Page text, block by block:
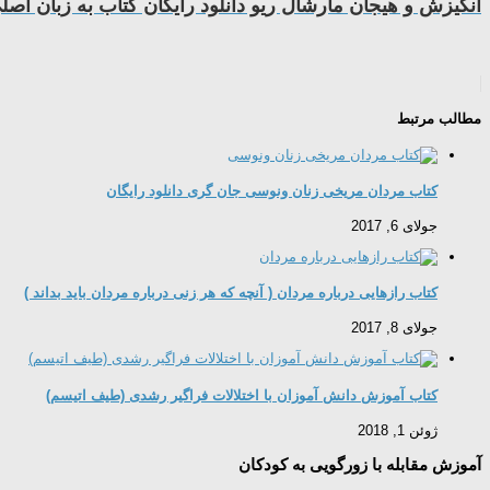
انگیزش و هیجان مارشال ریو دانلود رایگان کتاب به زبان
مطالب مرتبط
کتاب مردان مریخی زنان ونوسی جان گری دانلود رایگان
جولای 6, 2017
کتاب رازهایی درباره مردان ( آنچه که هر زنی درباره مردان باید بداند )
جولای 8, 2017
کتاب آموزش دانش آموزان با اختلالات فراگیر رشدی (طیف اتیسم)
ژوئن 1, 2018
آموزش مقابله با زورگویی به کودکان